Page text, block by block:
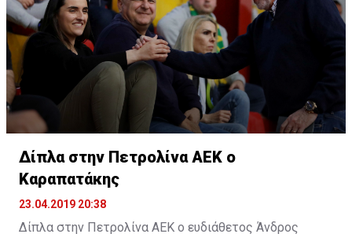
Δίπλα στην Πετρολίνα ΑΕΚ ο
Καραπατάκης
23.04.2019 20:38
Δίπλα στην Πετρολίνα ΑΕΚ ο ευδιάθετος Άνδρος